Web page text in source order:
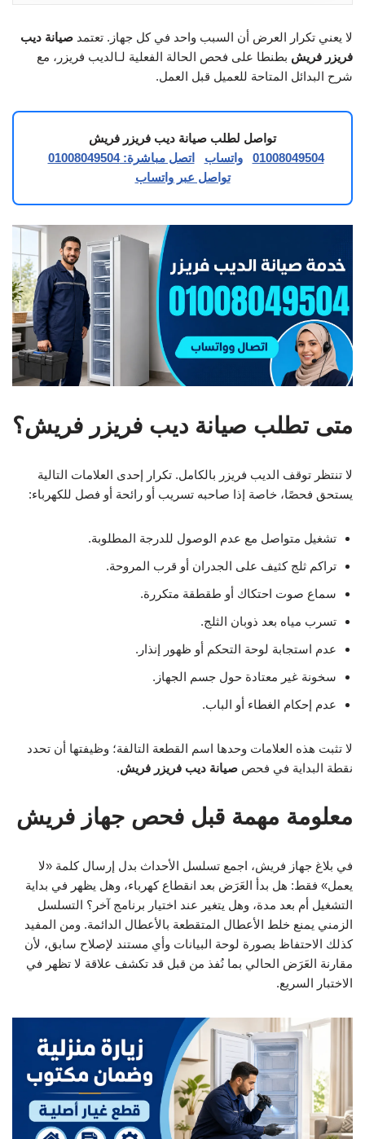
لا يعني تكرار العرض أن السبب واحد في كل جهاز. تعتمد صيانة ديب
فريزر فريش بطنطا على فحص الحالة الفعلية لـالديب فريزر، مع
شرح البدائل المتاحة للعميل قبل العمل.
تواصل لطلب صيانة ديب فريزر فريش
01008049504
واتساب
اتصل مباشرة: 01008049504
تواصل عبر واتساب
متى تطلب صيانة ديب فريزر فريش؟
لا تنتظر توقف الديب فريزر بالكامل. تكرار إحدى العلامات التالية
يستحق فحصًا، خاصة إذا صاحبه تسريب أو رائحة أو فصل للكهرباء:
تشغيل متواصل مع عدم الوصول للدرجة المطلوبة.
تراكم ثلج كثيف على الجدران أو قرب المروحة.
سماع صوت احتكاك أو طقطقة متكررة.
تسرب مياه بعد ذوبان الثلج.
عدم استجابة لوحة التحكم أو ظهور إنذار.
سخونة غير معتادة حول جسم الجهاز.
عدم إحكام الغطاء أو الباب.
لا تثبت هذه العلامات وحدها اسم القطعة التالفة؛ وظيفتها أن تحدد
نقطة البداية في فحص صيانة ديب فريزر فريش.
معلومة مهمة قبل فحص جهاز فريش
في بلاغ جهاز فريش، اجمع تسلسل الأحداث بدل إرسال كلمة «لا
يعمل» فقط: هل بدأ العَرَض بعد انقطاع كهرباء، وهل يظهر في بداية
التشغيل أم بعد مدة، وهل يتغير عند اختيار برنامج آخر؟ التسلسل
الزمني يمنع خلط الأعطال المتقطعة بالأعطال الدائمة. ومن المفيد
كذلك الاحتفاظ بصورة لوحة البيانات وأي مستند لإصلاح سابق، لأن
مقارنة العَرَض الحالي بما نُفذ من قبل قد تكشف علاقة لا تظهر في
الاختبار السريع.